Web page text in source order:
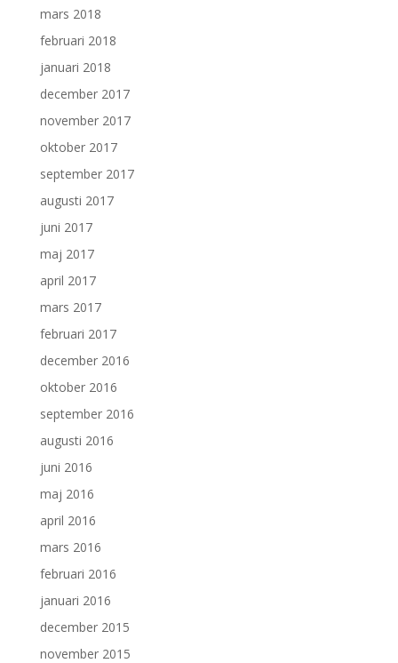
mars 2018
februari 2018
januari 2018
december 2017
november 2017
oktober 2017
september 2017
augusti 2017
juni 2017
maj 2017
april 2017
mars 2017
februari 2017
december 2016
oktober 2016
september 2016
augusti 2016
juni 2016
maj 2016
april 2016
mars 2016
februari 2016
januari 2016
december 2015
november 2015